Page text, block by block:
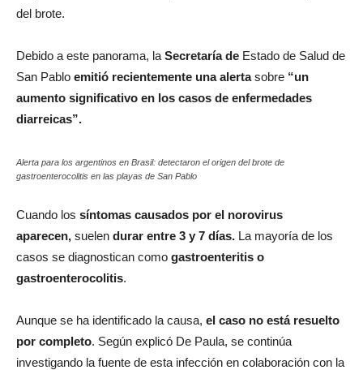
del brote.
Debido a este panorama, la Secretaría de Estado de Salud de
San Pablo emitió recientemente una alertasobre “un
aumento significativo en los casos de enfermedades
diarreicas”.
Alerta para los argentinos en Brasil: detectaron el origen del brote de
gastroenterocolitis en las playas de San Pablo
Cuando los síntomas causados por el norovirus
aparecen, suelen durar entre 3 y 7 días. La mayoría de los
casos se diagnostican como gastroenteritis o
gastroenterocolitis.
Aunque se ha identificado la causa, el caso no está resuelto
por completo. Según explicó De Paula, se continúa
investigando la fuente de esta infección en colaboración con la